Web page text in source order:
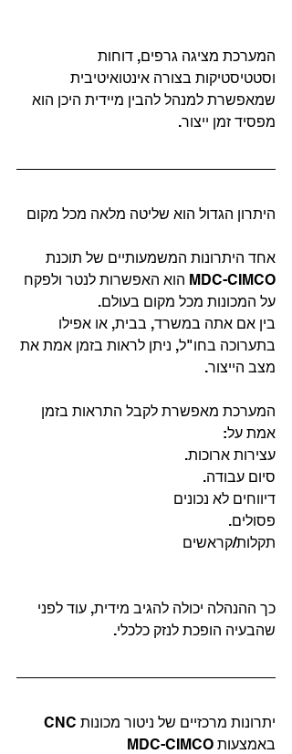
המערכת מציגה גרפים, דוחות
וסטטיסטיקות בצורה אינטואיטיבית
שמאפשרת למנהל להבין מיידית היכן הוא
מפסיד זמן ייצור.
היתרון הגדול הוא שליטה מלאה מכל מקום
אחד היתרונות המשמעותיים של תוכנת
MDC-CIMCO הוא האפשרות לנטר ולפקח
על המכונות מכל מקום בעולם.
בין אם אתה במשרד, בבית, או אפילו
בתערוכה בחו"ל, ניתן לראות בזמן אמת את
מצב הייצור.
המערכת מאפשרת לקבל התראות בזמן
אמת על:
עצירות ארוכות.
סיום עבודה.
דיווחים לא נכונים
פסולים.
תקלות/קראשים
כך ההנהלה יכולה להגיב מידית, עוד לפני
שהבעיה הופכת לנזק כלכלי.
באמצעות MDC-CIMCO